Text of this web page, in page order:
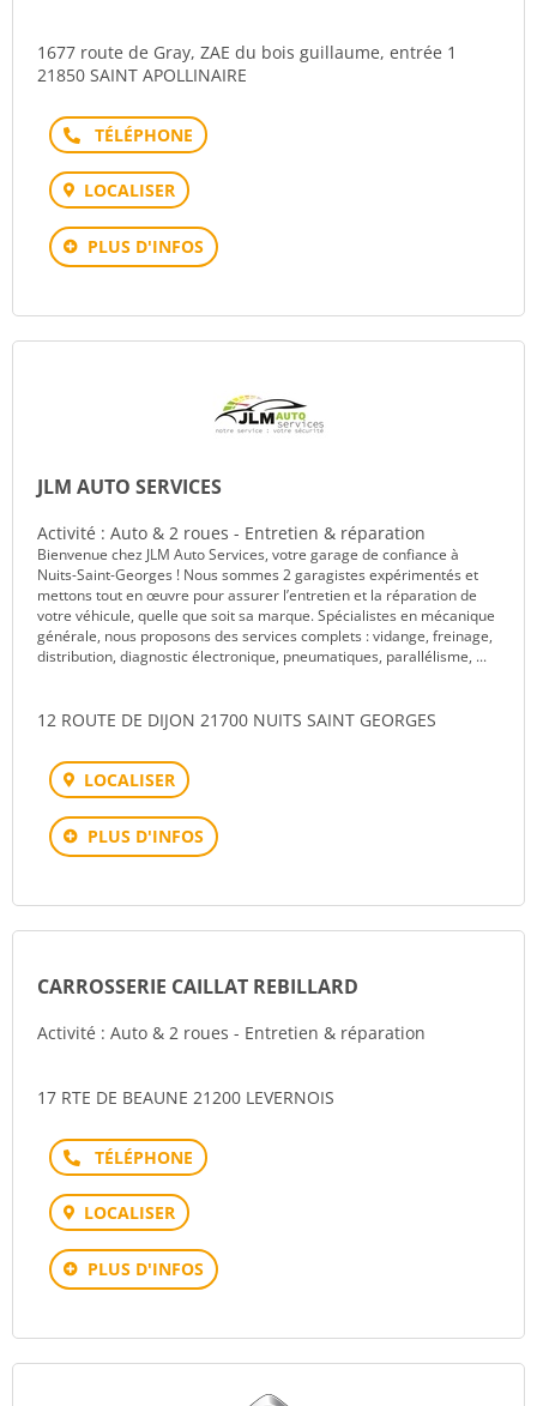
1677 route de Gray, ZAE du bois guillaume, entrée 1
21850 SAINT APOLLINAIRE
Téléphone
LOCALISER
PLUS D'INFOS
JLM AUTO SERVICES
Activité : Auto & 2 roues - Entretien & réparation
Bienvenue chez JLM Auto Services, votre garage de confiance à
Nuits-Saint-Georges ! Nous sommes 2 garagistes expérimentés et
mettons tout en œuvre pour assurer l’entretien et la réparation de
votre véhicule, quelle que soit sa marque. Spécialistes en mécanique
générale, nous proposons des services complets : vidange, freinage,
distribution, diagnostic électronique, pneumatiques, parallélisme, ...
12 ROUTE DE DIJON 21700 NUITS SAINT GEORGES
LOCALISER
PLUS D'INFOS
CARROSSERIE CAILLAT REBILLARD
Activité : Auto & 2 roues - Entretien & réparation
17 RTE DE BEAUNE 21200 LEVERNOIS
Téléphone
LOCALISER
PLUS D'INFOS